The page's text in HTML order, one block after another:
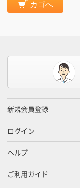
カゴへ
新規会員登録
ログイン
ヘルプ
ご利用ガイド